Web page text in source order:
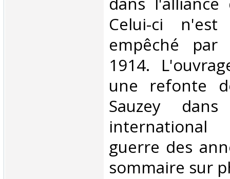
Celui-ci
empêché
1914.
une refonte
Sauzey
guerre des
sommaire sur